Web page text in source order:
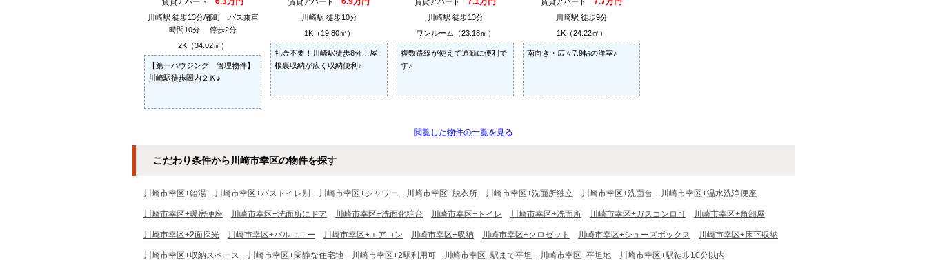
川崎駅 徒歩13分/都町 バス乗車
時間10分 停歩2分
2K（34.02㎡）
【第一ハウジング 管理物件】
川崎駅徒歩圏内２Ｋ♪
川崎駅 徒歩10分
1K（19.80㎡）
礼金不要！川崎駅徒歩8分！屋
根裏収納が広く収納便利♪
川崎駅 徒歩13分
ワンルーム（23.18㎡）
複数路線が使えて通勤に便利で
す♪
川崎駅 徒歩9分
1K（24.22㎡）
南向き・広々7.9帖の洋室♪
閲覧した物件の一覧を見る
こだわり条件から川崎市幸区の物件を探す
川崎市幸区+給湯 川崎市幸区+バストイレ別 川崎市幸区+シャワー 川崎市幸区+脱衣所 川崎市幸区+洗面所独立 川崎市幸区+洗面台 川崎市幸区+温水洗浄便座
川崎市幸区+暖房便座 川崎市幸区+洗面所にドア 川崎市幸区+洗面化粧台 川崎市幸区+トイレ 川崎市幸区+洗面所 川崎市幸区+ガスコンロ可 川崎市幸区+角部屋
川崎市幸区+2面採光 川崎市幸区+バルコニー 川崎市幸区+エアコン 川崎市幸区+収納 川崎市幸区+クロゼット 川崎市幸区+シューズボックス 川崎市幸区+床下収納
川崎市幸区+収納スペース 川崎市幸区+閑静な住宅地 川崎市幸区+2駅利用可 川崎市幸区+駅まで平坦 川崎市幸区+平坦地 川崎市幸区+駅徒歩10分以内